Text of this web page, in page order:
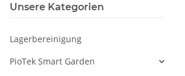
Unsere Kategorien
Lagerbereinigung
PioTek Smart Garden